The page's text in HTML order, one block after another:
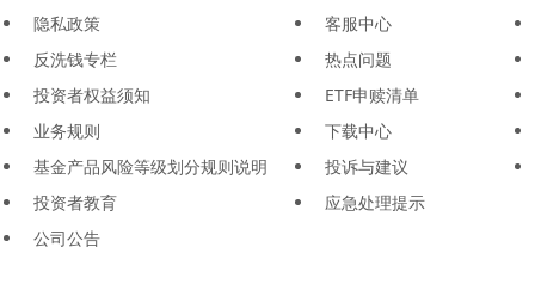
隐私政策
反洗钱专栏
投资者权益须知
业务规则
基金产品风险等级划分规则说明
投资者教育
公司公告
客服中心
热点问题
ETF申赎清单
下载中心
投诉与建议
应急处理提示